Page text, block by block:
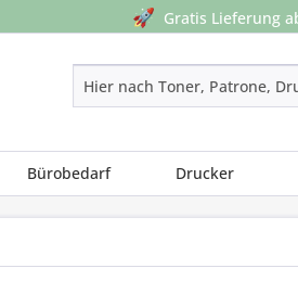
🚀 Gratis Lieferung
Bürobedarf Drucker